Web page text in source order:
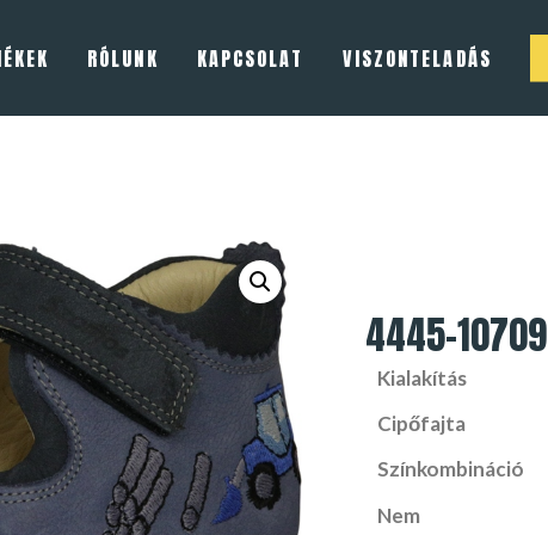
RÓLUNK KAPCSOLAT VISZONTELADÁS
4445-10709
Kialakítás
Cipőfajta
Színkombináció
Nem